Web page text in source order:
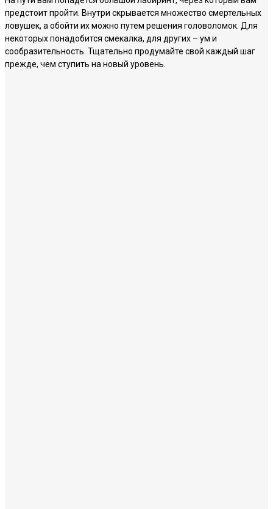
предстоит пройти. Внутри скрывается множество смертельных
ловушек, а обойти их можно путем решения головоломок. Для
некоторых понадобится смекалка, для других – ум и
сообразительность. Тщательно продумайте свой каждый шаг
прежде, чем ступить на новый уровень.